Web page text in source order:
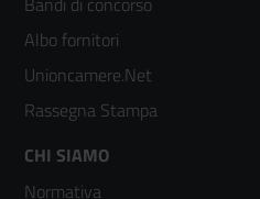
2
Albo fornitori
Unioncamere.Net
Rassegna Stampa
Footer
CHI SIAMO
Normativa